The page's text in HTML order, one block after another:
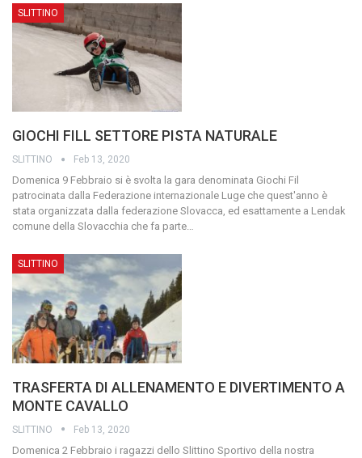
SLITTINO
GIOCHI FILL SETTORE PISTA NATURALE
SLITTINO Feb 13, 2020
Domenica 9 Febbraio si è svolta la gara denominata Giochi Fil
patrocinata dalla Federazione internazionale Luge che quest'anno è
stata organizzata dalla federazione Slovacca, ed esattamente a Lendak
comune della Slovacchia che fa parte…
SLITTINO
TRASFERTA DI ALLENAMENTO E DIVERTIMENTO A
MONTE CAVALLO
SLITTINO Feb 13, 2020
Domenica 2 Febbraio i ragazzi dello Slittino Sportivo della nostra